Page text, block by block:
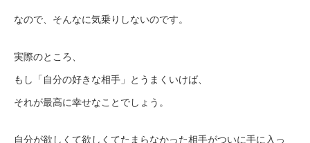
なので、そんなに気乗りしないのです。
実際のところ、
もし「自分の好きな相手」とうまくいけば、
それが最高に幸せなことでしょう。
自分が欲しくて欲しくてたまらなかった相手がついに手に入っ